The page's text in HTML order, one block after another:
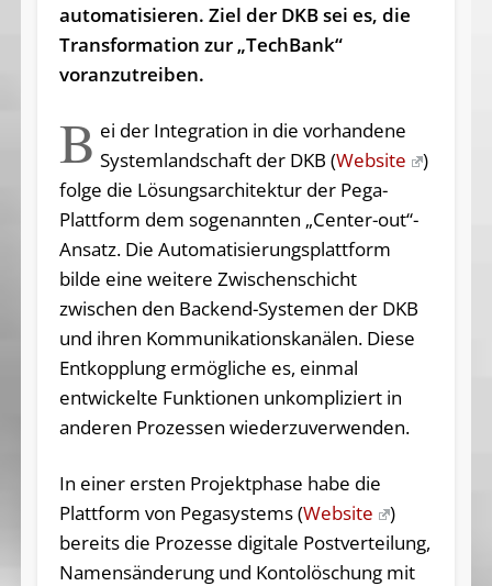
automatisieren. Ziel der DKB sei es, die
Transformation zur „TechBank“
voranzutreiben.
B ei der Integration in die vorhandene
Systemlandschaft der DKB (Website
)
folge die Lösungsarchitektur der Pega-
Plattform dem sogenannten „Center-out“-
Ansatz. Die Au­to­ma­ti­sie­rungs­platt­form
bilde eine weitere Zwischenschicht
zwischen den Backend-Systemen der DKB
und ihren Kommunikationskanälen. Diese
Entkopplung ermögliche es, einmal
entwickelte Funktionen unkompliziert in
anderen Prozessen wiederzuverwenden.
In einer ersten Projektphase habe die
Plattform von Pegasystems (Website
)
bereits die Prozesse digitale Postverteilung,
Namensänderung und Kontolöschung mit